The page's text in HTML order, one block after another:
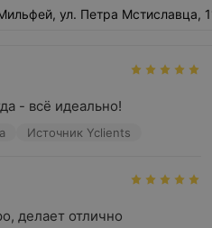
ул. Петра Мстиславца,
- всё идеально!
Источник Yclients
делает отлично